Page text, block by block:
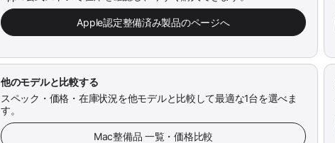
Apple認定整備済み製品のページへ
他のモデルと比較する
スペック・価格・在庫状況を他モデルと比較して最適な1台を選べま
す。
Mac整備品 一覧・価格比較